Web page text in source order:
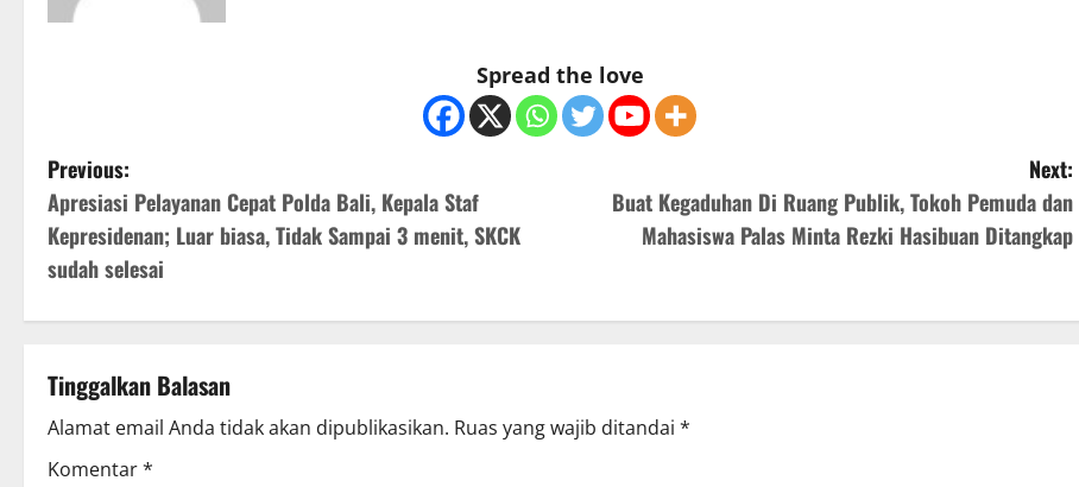
Spread the love
P
o
s
t
n
a
v
Previous:
Apresiasi Pelayanan Cepat Polda Bali, Kepala Staf
Kepresidenan; Luar biasa, Tidak Sampai 3 menit, SKCK
sudah selesai
Next:
Buat Kegaduhan Di Ruang Publik, Tokoh Pemuda dan
Mahasiswa Palas Minta Rezki Hasibuan Ditangkap
Tinggalkan Balasan
Alamat email Anda tidak akan dipublikasikan. Ruas yang wajib ditandai *
Komentar*